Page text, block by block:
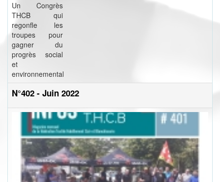
Un Congrès
THCB qui
regonfle les
troupes pour
gagner du
progrès social
et
environnemental
N°402 - Juin 2022